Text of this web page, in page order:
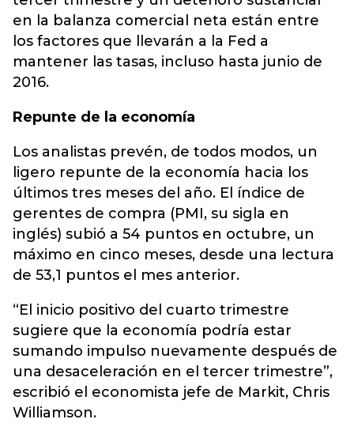
en la balanza comercial neta están entre
los factores que llevarán a la Fed a
mantener las tasas, incluso hasta junio de
2016.
Repunte de la economía
Los analistas prevén, de todos modos, un
ligero repunte de la economía hacia los
últimos tres meses del año. El índice de
gerentes de compra (PMI, su sigla en
inglés) subió a 54 puntos en octubre, un
máximo en cinco meses, desde una lectura
de 53,1 puntos el mes anterior.
“El inicio positivo del cuarto trimestre
sugiere que la economía podría estar
sumando impulso nuevamente después de
una desaceleración en el tercer trimestre”,
escribió el economista jefe de Markit, Chris
Williamson.